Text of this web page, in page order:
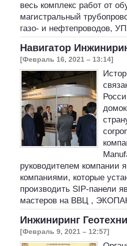
весь комплекс работ от
магистральный
газо- и нефтепроводов,
Навигатор
[Февраль 16, 2021 – 13:14]
руководителем компании
компаниями, которые
производить SIP-панели
мастеров на ВВЦ ,
Инжиниринг
[Февраль 9, 2021 – 12:57]